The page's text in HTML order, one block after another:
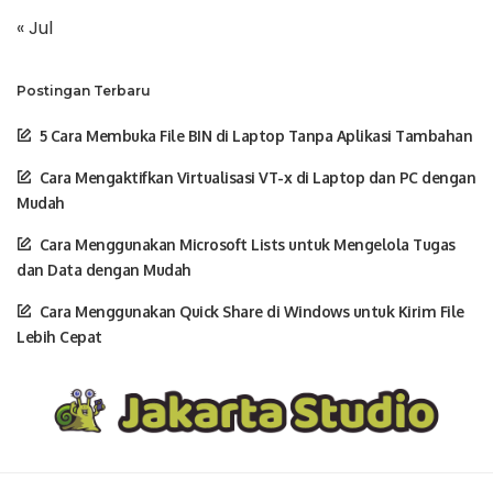
« Jul
Postingan Terbaru
5 Cara Membuka File BIN di Laptop Tanpa Aplikasi Tambahan
Cara Mengaktifkan Virtualisasi VT-x di Laptop dan PC dengan
Mudah
Cara Menggunakan Microsoft Lists untuk Mengelola Tugas
dan Data dengan Mudah
Cara Menggunakan Quick Share di Windows untuk Kirim File
Lebih Cepat